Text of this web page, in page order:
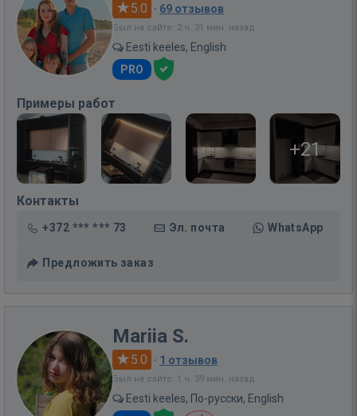
5.0 · 69 отзывов
Был на сайте: 2 ч. 31 мин. назад
Eesti keeles, English
PRO
Примеры работ
+21
Контакты
+372 *** *** 73 Эл. почта WhatsApp
Предложить заказ
Mariia S.
5.0 · 1 отзывов
Был на сайте: 1 ч. 39 мин. назад
Eesti keeles, По-русски, English